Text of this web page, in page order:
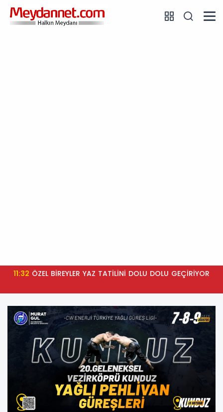
11:32 ÖZEL BİREYLER YAZ TATİLİNİ DOLU DOLU GEÇİRİYOR